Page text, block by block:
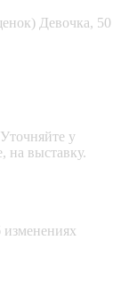
у
на выставку.